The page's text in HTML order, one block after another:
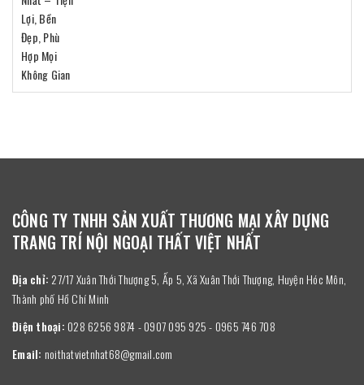
CÔNG TY TNHH SẢN XUẤT THƯƠNG MẠI XÂY DỰNG
TRANG TRÍ NỘI NGOẠI THẤT VIỆT NHẤT
Địa chỉ: 27/17 Xuân Thới Thượng 5, Ấp 5, Xã Xuân Thới Thượng, Huyện Hóc Môn,
Thành phố Hồ Chí Minh
Điện thoại: 028 6256 9874 - 0907 095 925 - 0965 746 708
Email: noithatvietnhat68@gmail.com